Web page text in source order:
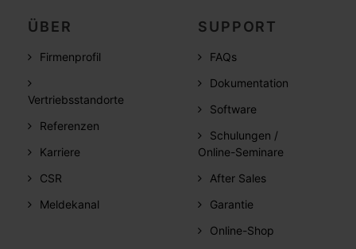
ÜBER
Firmenprofil
Vertriebsstandorte
Referenzen
Karriere
CSR
Meldekanal
SUPPORT
FAQs
Dokumentation
Software
Schulungen /
Online-Seminare
After Sales
Garantie
Online-Shop